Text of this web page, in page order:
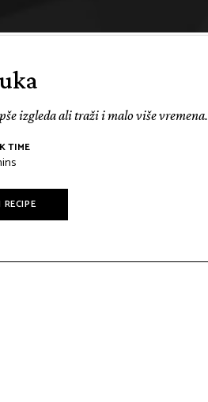
izgleda ali traži i malo više vremena.
TIME
RECIPE